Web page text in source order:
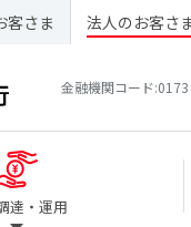
客さま 法人のお客さ
金融機関コード:0173
達・運用